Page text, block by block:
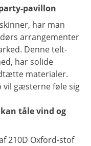
pavillon
har man
arrangementer
Denne telt-
har solide
materialer.
vil gæsterne føle sig
tåle vind og
210D Oxford-stof